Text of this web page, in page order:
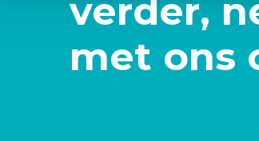
verder,
met ons